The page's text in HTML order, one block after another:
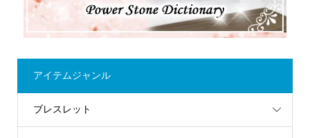
アイテムジャンル
ブレスレット